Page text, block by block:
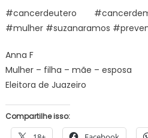
#cancerdeutero
#mulher #suzanaramos
Anna F
Mulher – filha – mãe – esposa
Eleitora de Juazeiro
Compartilhe isso: